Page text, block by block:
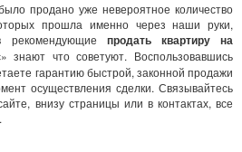
продано уже невероятное количество
прошла именно через наши руки,
рекомендующие продать квартиру на
знают что советуют. Воспользовавшись
гарантию быстрой, законной продажи
осуществления сделки. Связывайтесь
внизу страницы или в контактах, все